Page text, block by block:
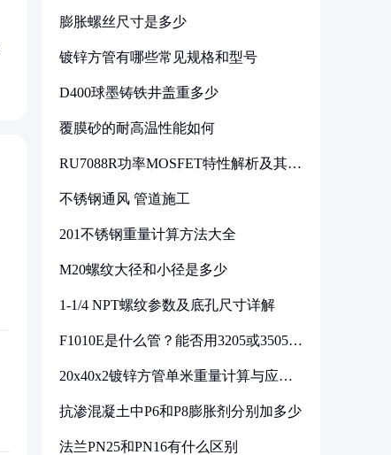
膨胀螺丝尺寸是多少
镀锌方管有哪些常见规格和型号
D400球墨铸铁井盖重多少
覆膜砂的耐高温性能如何
RU7088R功率MOSFET特性解析及其在
不锈钢通风 管道施工
201不锈钢重量计算方法大全
M20螺纹大径和小径是多少
1-1/4 NPT螺纹参数及底孔尺寸详解
F1010E是什么管？能否用3205或3505代
20x40x2镀锌方管单米重量计算与应用
抗渗混凝土中P6和P8膨胀剂分别加多少
法兰PN25和PN16有什么区别